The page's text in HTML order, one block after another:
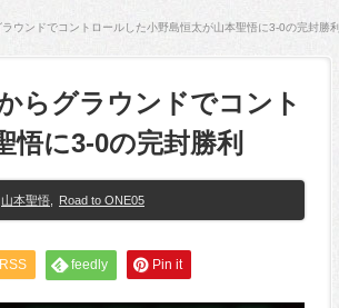
ウンドでコントロールした小野島恒太が山本聖悟に3-0の完封勝利
らグラウンドでコント
悟に3-0の完封勝利
山本聖悟 Road to ONE05
RSS feedly Pin it